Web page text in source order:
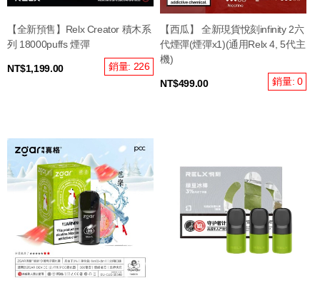
【全新預售】Relx Creator 積木系
列 18000puffs 煙彈
NT$1,199.00 銷量: 226
【西瓜】 全新現貨悅刻infinity 2六
代煙彈(煙彈x1)(通用Relx 4, 5代主
機)
NT$499.00 銷量: 0